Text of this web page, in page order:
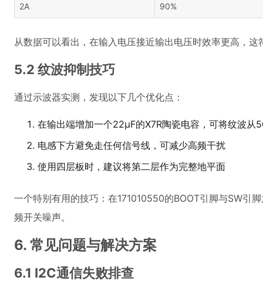
2A 90%
从数据可以看出，在输入电压接近输出电压时效率更高，
5.2 纹波抑制技巧
通过示波器实测，发现以下几个优化点：
在输出端增加一个22μF的X7R陶瓷电容，可将纹波从
电感下方避免走任何信号线，可减少高频干扰
使用四层板时，建议将第二层作为完整地平面
一个特别有用的技巧：在171010550的BOOT引脚与SW引
频开关噪声。
6. 常见问题与解决方案
6.1 I2C通信失败排查